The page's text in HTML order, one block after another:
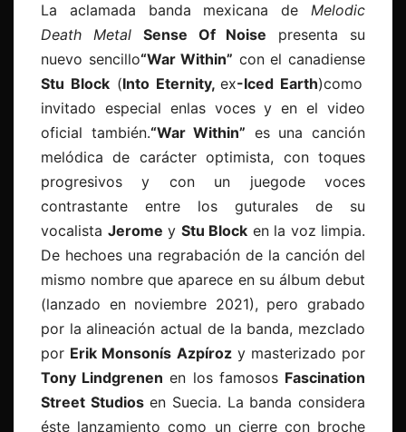
La aclamada banda mexicana de Melodic
Death Metal
Sense Of Noise presenta su
nuevo sencillo“War Within” con el canadiense
Stu Block(Into Eternity,ex-Iced Earth)como
invitado especial enlas voces y en el video
oficial también.“War Within” es una canción
melódica de carácter optimista, con toques
progresivos y con un juegode voces
contrastante entre los guturales de su
vocalista Jerome y Stu Block en la voz limpia.
De hechoes una regrabación de la canción del
mismo nombre que aparece en su álbum debut
(lanzado en noviembre 2021), pero grabado
por la alineación actual de la banda, mezclado
por Erik Monsonís Azpírozy masterizado por
Tony Lindgrenen en los famosos Fascination
Street Studiosen Suecia. La banda considera
éste lanzamiento como un cierre con broche